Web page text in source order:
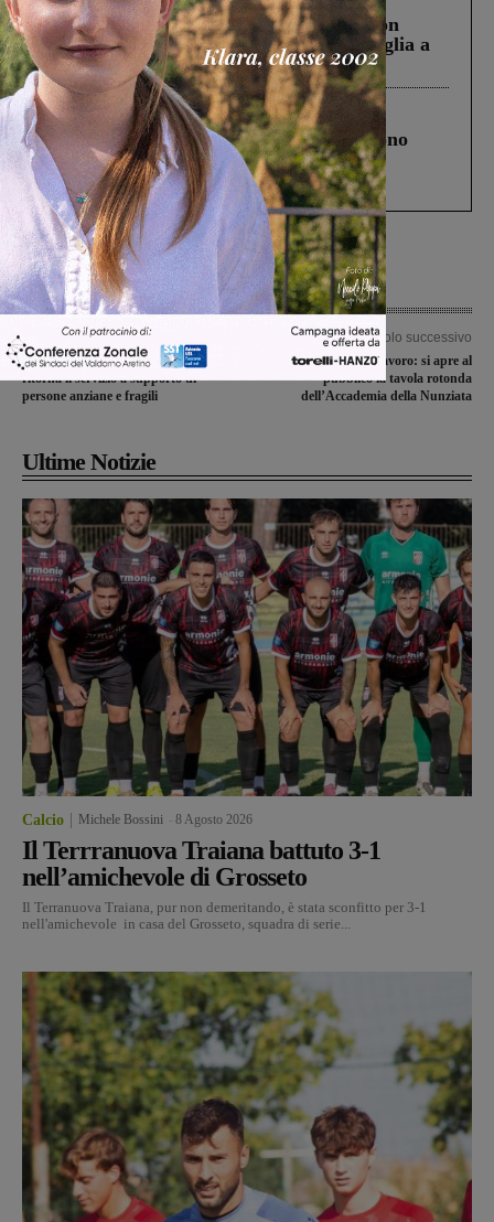
Scomparso da una struttura di Castiglion
Fiorentino l’uomo che aveva ucciso la figlia a
Levane nel 2020
Cronaca 4 Agosto 2026
Un anno fa la strage in A1 in cui morirono
Gianni, Giulia e Franco. Lo schianto, il
processo, lo stop ai sorpassi fra tir....
Articolo precedente
“SOS prenotazione vaccini anticovid”,
ritorna il servizio a supporto di
persone anziane e fragili
Articolo successivo
Salute e sicurezza sul lavoro: si apre al
pubblico la tavola rotonda
dell’Accademia della Nunziata
Ultime Notizie
Calcio Michele Bossini 8 Agosto 2026
Il Terrranuova Traiana battuto 3-1
nell’amichevole di Grosseto
Il Terranuova Traiana, pur non demeritando, è stata sconfitto per 3-1
nell'amichevole in casa del Grosseto, squadra di serie...